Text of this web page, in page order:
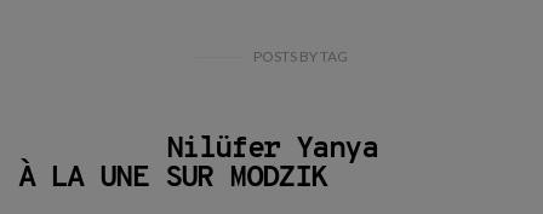
POSTS BYTAG
Nilüfer Yanya
À LA UNE SUR MODZIK